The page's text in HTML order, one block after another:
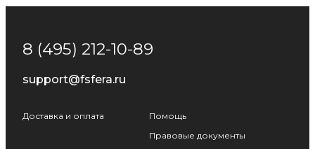
8 (495) 212-10-89
support@fsfera.ru
Доставка и оплата
Помощь
Правовые документы